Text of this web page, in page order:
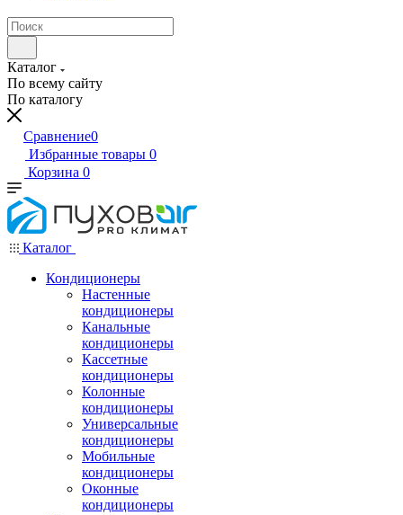
Каталог
По всему сайту
По каталогу
Сравнение0
Избранные товары 0
Корзина 0
Каталог
Кондиционеры
Настенные
кондиционеры
Канальные
кондиционеры
Кассетные
кондиционеры
Колонные
кондиционеры
Универсальные
кондиционеры
Мобильные
кондиционеры
Оконные
кондиционеры